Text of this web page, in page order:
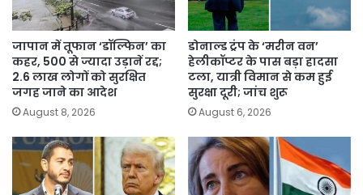
जापान में तूफान ‘डॉल्फिन’ का
कहर, 500 से ज्यादा उड़ानें रद्द;
2.6 लाख लोगों को सुरक्षित
जगह जाने का आदेश
August 8, 2026
डोनाल्ड ट्रंप के ‘मरीन वन’
हेलीकॉप्टर के पास बड़ा हादसा
टला, यात्री विमान से कम हुई
सुरक्षा दूरी; जांच शुरू
August 6, 2026